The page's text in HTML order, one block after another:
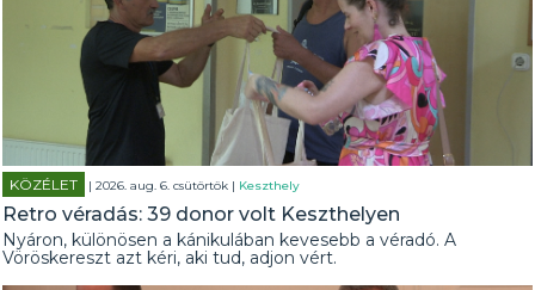
KÖZÉLET | 2026. aug. 6. csütörtök | Keszthely
Retro véradás: 39 donor volt Keszthelyen
Nyáron, különösen a kánikulában kevesebb a véradó. A
Vöröskereszt azt kéri, aki tud, adjon vért.